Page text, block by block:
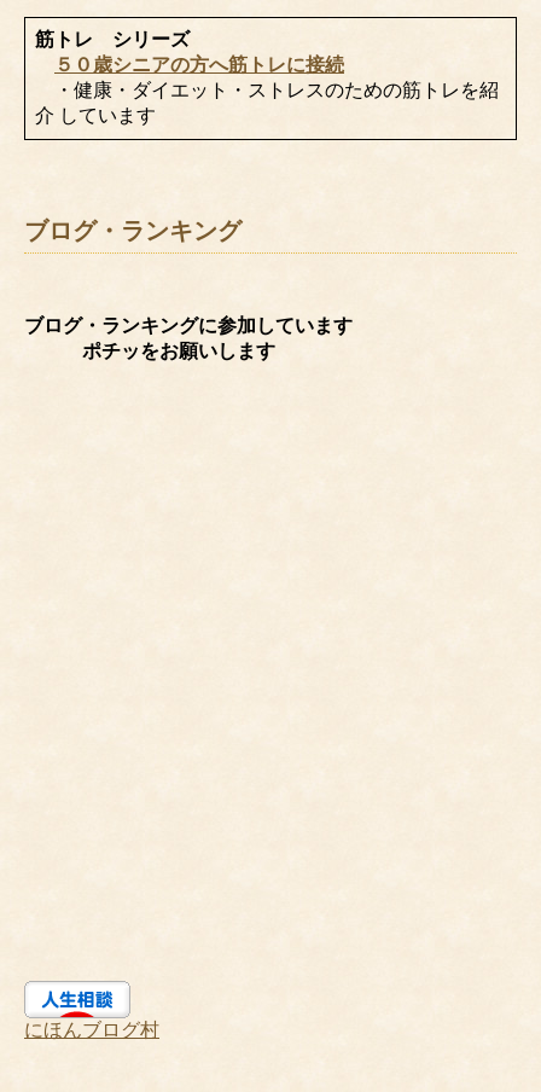
筋トレ シリーズ
５０歳シニアの方へ筋トレに接続
・健康・ダイエット・ストレスのための筋トレを紹
介 しています
ブログ・ランキング
ブログ・ランキングに参加しています
ポチッをお願いします
にほんブログ村